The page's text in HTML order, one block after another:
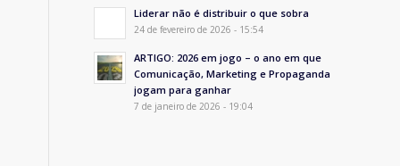
Liderar não é distribuir o que sobra
24 de fevereiro de 2026 - 15:54
ARTIGO: 2026 em jogo – o ano em que
Comunicação, Marketing e Propaganda
jogam para ganhar
7 de janeiro de 2026 - 19:04